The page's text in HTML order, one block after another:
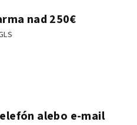
nad 250€
alebo e-mail